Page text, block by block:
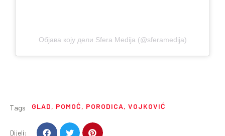
Објава коју дели Sfera Medija (@sferamedija)
Tags GLAD, POMOĆ, PORODICA, VOJKOVIĆ
Dijeli: